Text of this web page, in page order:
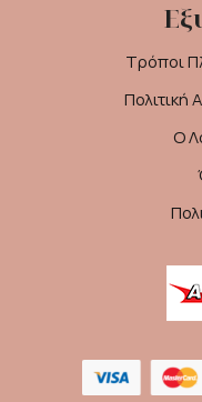
Τρόποι
Πολιτική
Ο